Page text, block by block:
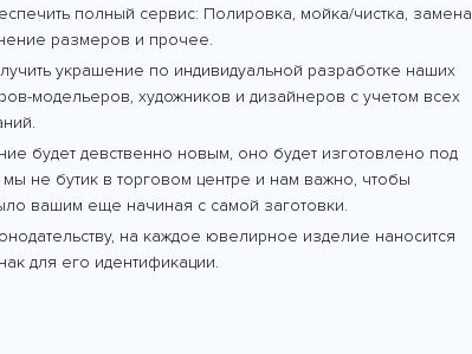
полный сервис: Полировка, мойка/чистка, замена
размеров и прочее.
украшение по индивидуальной разработке наших
модельеров, художников и дизайнеров с учетом всех
будет девственно новым, оно будет изготовлено под
мы не бутик в торговом центре и нам важно, чтобы
вашим еще начиная с самой заготовки.
на каждое ювелирное изделие наносится
для его идентификации.